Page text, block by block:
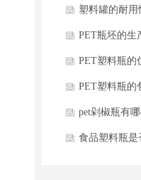
塑料罐的耐
久？
PET瓶坯的生
要求？
PET塑料瓶的
PET塑料瓶的
些事项
pet剁椒瓶有
食品塑料瓶是